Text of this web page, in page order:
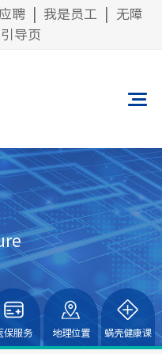
聘 我是员工
无障
导页
保服务 地理位置 蜗壳健康课